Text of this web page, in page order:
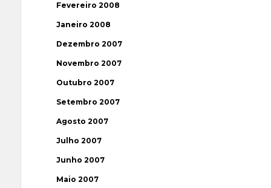
Fevereiro 2008
Janeiro 2008
Dezembro 2007
Novembro 2007
Outubro 2007
Setembro 2007
Agosto 2007
Julho 2007
Junho 2007
Maio 2007